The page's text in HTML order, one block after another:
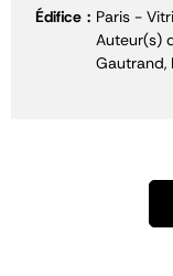
Édifice
Paris -
Auteur(s)
Gautrand,